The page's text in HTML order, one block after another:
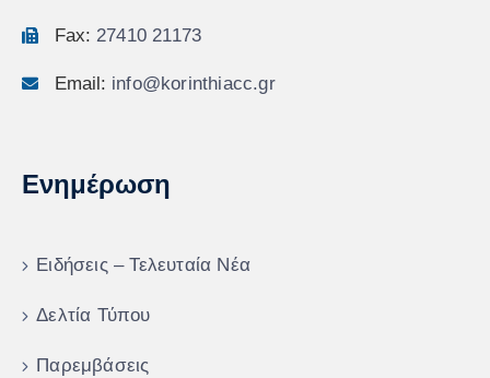
Fax: 27410 21173
Email: info@korinthiacc.gr
Ενημέρωση
Ειδήσεις – Τελευταία Νέα
Δελτία Τύπου
Παρεμβάσεις